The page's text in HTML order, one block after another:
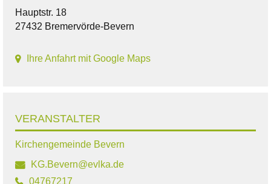
Hauptstr. 18
27432 Bremervörde-Bevern
Ihre Anfahrt mit Google Maps
VERANSTALTER
Kirchengemeinde Bevern
KG.Bevern@evlka.de
04767217